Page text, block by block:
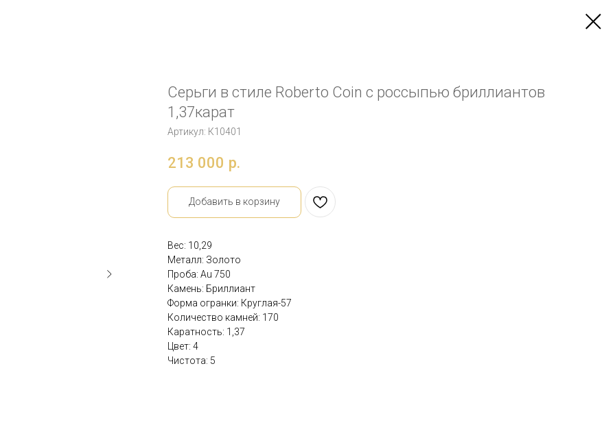
Серьги в стиле Roberto Coin с россыпью бриллиантов
1,37карат
Артикул: К10401
213 000 р.
Добавить в корзину
Вес: 10,29
Металл: Золото
Проба: Au 750
Камень: Бриллиант
Форма огранки: Круглая-57
Количество камней: 170
Каратность: 1,37
Цвет: 4
Чистота: 5